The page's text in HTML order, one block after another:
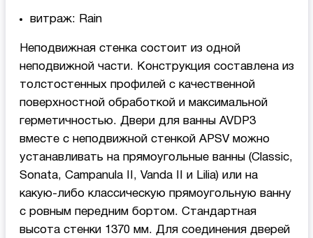
витраж: Rain
Неподвижная стенка состоит из одной
неподвижной части. Конструкция составлена из
толстостенных профилей с качественной
поверхностной обработкой и максимальной
герметичностью. Двери для ванны AVDP3
вместе с неподвижной стенкой APSV можно
устанавливать на прямоугольные ванны (Classic,
Sonata, Campanula II, Vanda II и Lilia) или на
какую-либо классическую прямоугольную ванну
с ровным передним бортом. Стандартная
высота стенки 1370 мм. Для соединения дверей